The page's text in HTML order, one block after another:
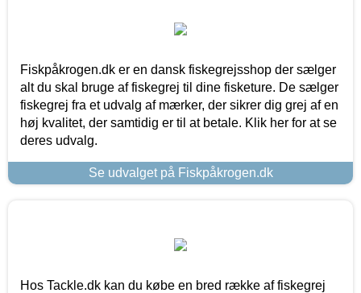
Fiskpåkrogen.dk er en dansk fiskegrejsshop der sælger
alt du skal bruge af fiskegrej til dine fisketure. De sælger
fiskegrej fra et udvalg af mærker, der sikrer dig grej af en
høj kvalitet, der samtidig er til at betale. Klik her for at se
deres udvalg.
Se udvalget på Fiskpåkrogen.dk
Hos Tackle.dk kan du købe en bred række af fiskegrej